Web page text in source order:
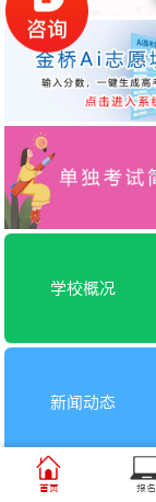
学校概况
新闻动态
首页 报名